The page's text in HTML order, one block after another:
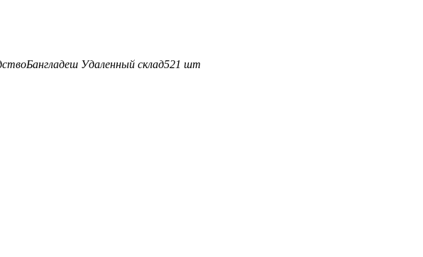
Бангладеш Удаленный склад521 шт